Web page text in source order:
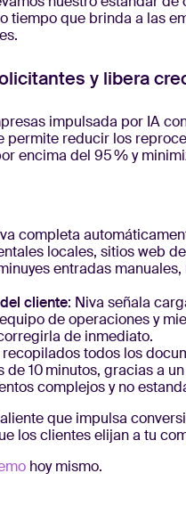
tiempo que brinda a las
y libera
impulsada por IA
reducir los
encima del 95 % y
completa
locales, sitios web
entradas
cliente: Niva señala
de operaciones y
de inmediato.
recopilados todos los
10 minutos, gracias a
complejos y no
que impulsa
los clientes elijan a tu
hoy mismo.